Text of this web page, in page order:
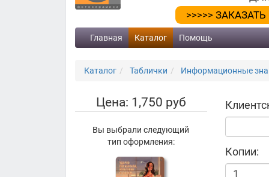
>>>>>
Главная Каталог Помощь
Каталог Таблички Информационные
Цена: 1,750 руб
Вы выбрали следующий
тип оформления:
Копии: